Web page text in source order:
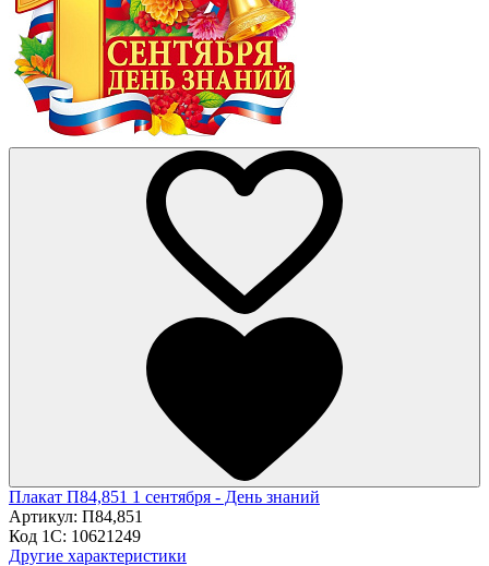
Плакат П84,851 1 сентября - День знаний
Артикул: П84,851
Код 1С: 10621249
Другие характеристики